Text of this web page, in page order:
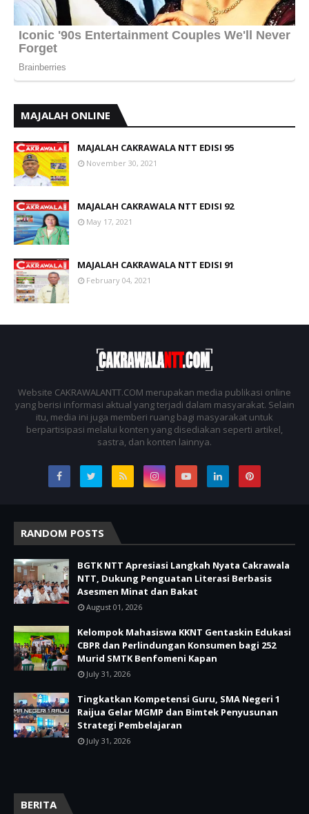
MAJALAH ONLINE
MAJALAH CAKRAWALA NTT EDISI 95
November 30, 2021
MAJALAH CAKRAWALA NTT EDISI 92
May 17, 2021
MAJALAH CAKRAWALA NTT EDISI 91
February 04, 2021
Website CAKRAWALANTT.COM merupakan media publikasi online
yang berisi informasi aktual yang terjadi dalam masyarakat. Selain
itu, media ini juga memberi ruang bagi masyarakat untuk
berpartisipasi melalui konten yang disediakan seperti artikel,
sastra, dan konten lainnya.
RANDOM POSTS
BGTK NTT Apresiasi Langkah Nyata Cakrawala
NTT, Dukung Penguatan Literasi Berbasis
Asesmen Minat dan Bakat
August 01, 2026
Kelompok Mahasiswa KKNT Gentaskin Edukasi
CBPR dan Perlindungan Konsumen bagi 252
Murid SMTK Benfomeni Kapan
July 31, 2026
Tingkatkan Kompetensi Guru, SMA Negeri 1
Raijua Gelar MGMP dan Bimtek Penyusunan
Strategi Pembelajaran
July 31, 2026
BERITA